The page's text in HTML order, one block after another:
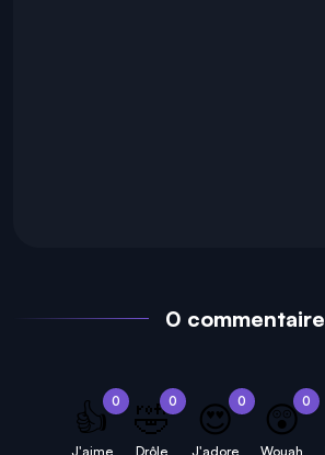
0 commentaire
0
👍
J'aime
0
🤣
Drôle
0
😍
J'adore
0
😲
Wouah